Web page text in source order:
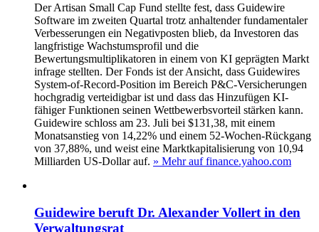
Der Artisan Small Cap Fund stellte fest, dass Guidewire
Software im zweiten Quartal trotz anhaltender fundamentaler
Verbesserungen ein Negativposten blieb, da Investoren das
langfristige Wachstumsprofil und die
Bewertungsmultiplikatoren in einem von KI geprägten Markt
infrage stellten. Der Fonds ist der Ansicht, dass Guidewires
System-of-Record-Position im Bereich P&C-Versicherungen
hochgradig verteidigbar ist und dass das Hinzufügen KI-
fähiger Funktionen seinen Wettbewerbsvorteil stärken kann.
Guidewire schloss am 23. Juli bei $131,38, mit einem
Monatsanstieg von 14,22% und einem 52-Wochen-Rückgang
von 37,88%, und weist eine Marktkapitalisierung von 10,94
Milliarden US-Dollar auf. » Mehr auf finance.yahoo.com
Guidewire beruft Dr. Alexander Vollert in den
Verwaltungsrat